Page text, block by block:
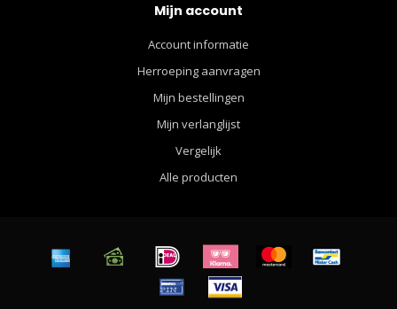
Mijn account
Account informatie
Herroeping aanvragen
Mijn bestellingen
Mijn verlanglijst
Vergelijk
Alle producten